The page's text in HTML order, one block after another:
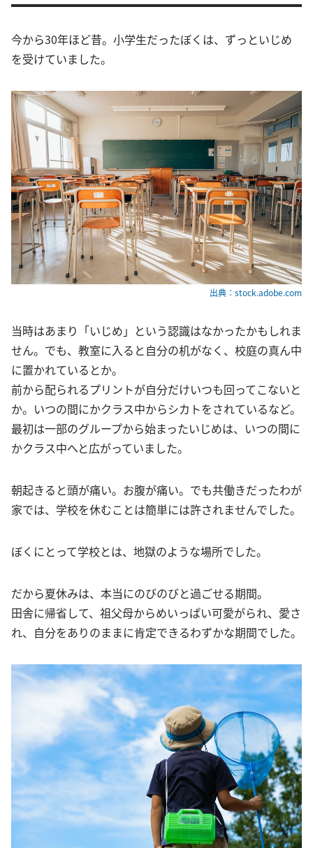
今から30年ほど昔。小学生だったぼくは、ずっといじめ
を受けていました。
出典：stock.adobe.com
当時はあまり「いじめ」という認識はなかったかもしれま
せん。でも、教室に入ると自分の机がなく、校庭の真ん中
に置かれているとか。
前から配られるプリントが自分だけいつも回ってこないと
か。いつの間にかクラス中からシカトをされているなど。
最初は一部のグループから始まったいじめは、いつの間に
かクラス中へと広がっていました。
朝起きると頭が痛い。お腹が痛い。でも共働きだったわが
家では、学校を休むことは簡単には許されませんでした。
ぼくにとって学校とは、地獄のような場所でした。
だから夏休みは、本当にのびのびと過ごせる期間。
田舎に帰省して、祖父母からめいっぱい可愛がられ、愛さ
れ、自分をありのままに肯定できるわずかな期間でした。